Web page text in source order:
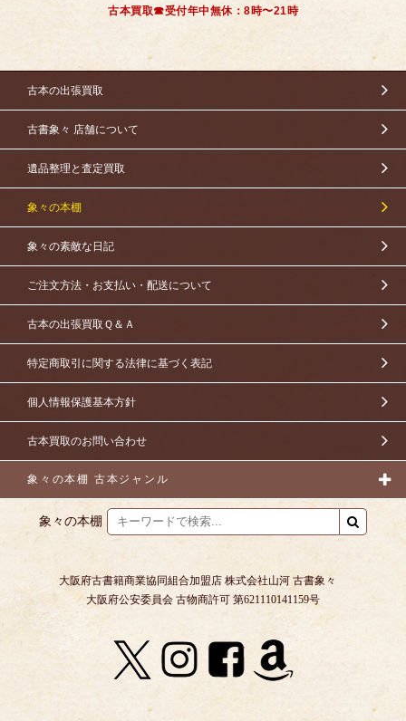
古本買取☎受付年中無休：8時〜21時
古本の出張買取
古書象々 店舗について
遺品整理と査定買取
象々の本棚
象々の素敵な日記
ご注文方法・お支払い・配送について
古本の出張買取Ｑ＆Ａ
特定商取引に関する法律に基づく表記
個人情報保護基本方針
古本買取のお問い合わせ
象々の本棚 古本ジャンル
象々の本棚
大阪府古書籍商業協同組合加盟店 株式会社山河 古書象々
大阪府公安委員会 古物商許可 第621110141159号